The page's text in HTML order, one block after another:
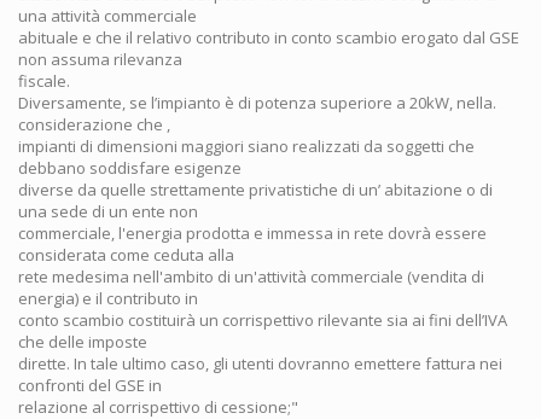
una attività commerciale
abituale e che il relativo contributo in conto scambio erogato dal GSE
non assuma rilevanza
fiscale.
Diversamente, se l’impianto è di potenza superiore a 20kW, nella.
considerazione che ,
impianti di dimensioni maggiori siano realizzati da soggetti che
debbano soddisfare esigenze
diverse da quelle strettamente privatistiche di un’ abitazione o di
una sede di un ente non
commerciale, l'energia prodotta e immessa in rete dovrà essere
considerata come ceduta alla
rete medesima nell'ambito di un'attività commerciale (vendita di
energia) e il contributo in
conto scambio costituirà un corrispettivo rilevante sia ai fini dell’IVA
che delle imposte
dirette. In tale ultimo caso, gli utenti dovranno emettere fattura nei
confronti del GSE in
relazione al corrispettivo di cessione;"